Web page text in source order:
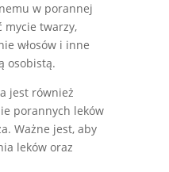
w porannej
mycie twarzy,
włosów i inne
osobistą.
jest również
porannych leków
Ważne jest, aby
leków oraz